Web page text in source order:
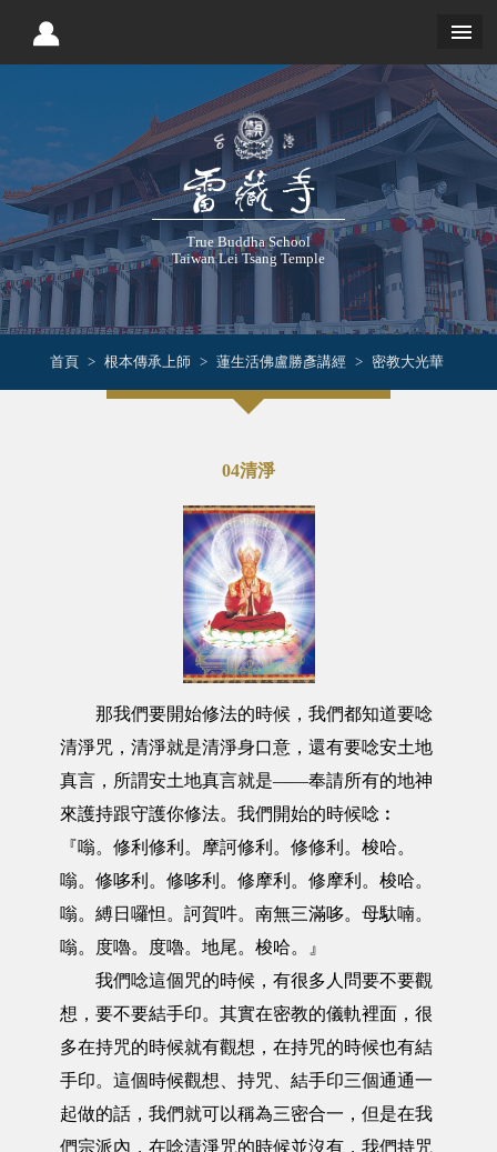
True Buddha School
Taiwan Lei Tsang Temple
首頁 根本傳承上師 蓮生活佛盧勝彥講經 密教大光華
04清淨
那我們要開始修法的時候，我們都知道要唸
清淨咒，清淨就是清淨身口意，還有要唸安土地
真言，所謂安土地真言就是——奉請所有的地神
來護持跟守護你修法。我們開始的時候唸︰
『嗡。修利修利。摩訶修利。修修利。梭哈。
嗡。修哆利。修哆利。修摩利。修摩利。梭哈。
嗡。縛日囉怛。訶賀吽。南無三滿哆。母馱喃。
嗡。度嚕。度嚕。地尾。梭哈。』
我們唸這個咒的時候，有很多人問要不要觀
想，要不要結手印。其實在密教的儀軌裡面，很
多在持咒的時候就有觀想，在持咒的時候也有結
手印。這個時候觀想、持咒、結手印三個通通一
起做的話，我們就可以稱為三密合一，但是在我
們宗派內，在唸清淨咒的時候並沒有，我們持咒